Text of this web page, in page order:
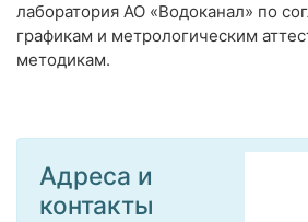
лаборатория АО «Водоканал» по
графикам и метрологическим
методикам.
Адреса и
контакты